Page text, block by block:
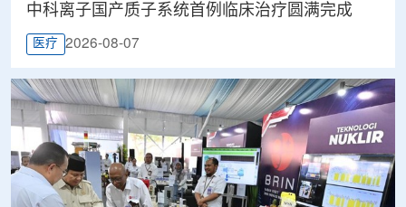
中科离子国产质子系统首例临床治疗圆满完成
医疗 2026-08-07